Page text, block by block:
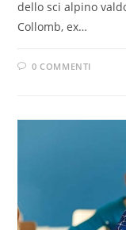
dello sci alpino
Collomb, ex…
0 COMMENTI